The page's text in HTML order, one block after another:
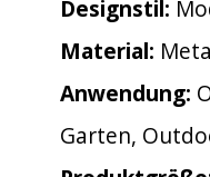
Designstil:
Material:
Anwendung:
Garten,